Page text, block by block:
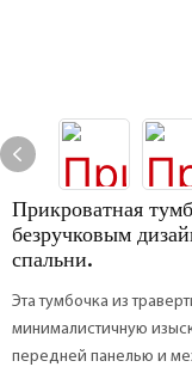
Прикроватная
безручковым
спальни.
Эта тумбочка из
минималистичную
передней панелью и